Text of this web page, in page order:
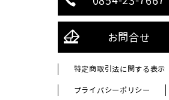
お問合せ
特定商取引法に関する表示
プライバシーポリシー